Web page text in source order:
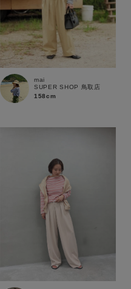
mai
SUPER SHOP 鳥取店
158cm